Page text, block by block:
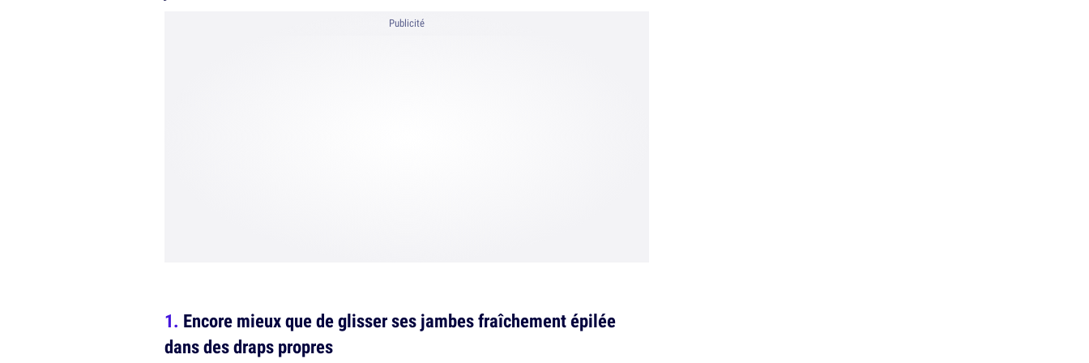
Publicité
Encore mieux que de glisser ses jambes fraîchement épilée
dans des draps propres